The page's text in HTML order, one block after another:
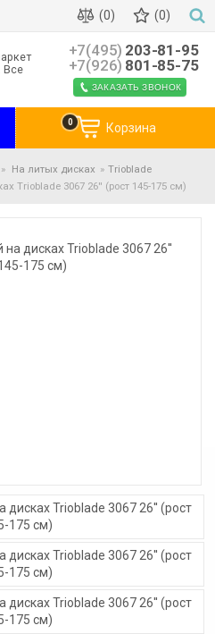
(0) (0)
+7(495) 203-81-95
+7(926) 801-85-75
ЗАКАЗАТЬ ЗВОНОК
Корзина
0
На литых дисках
Trioblade
Trioblade 3067 26'' (рост 145-175 см)